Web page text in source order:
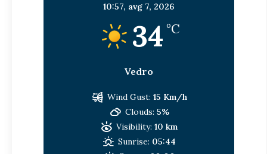
10:57, avg 7, 2026
34 °C
Vedro
Wind Gust: 15 Km/h
Clouds: 5%
Visibility: 10 km
Sunrise: 05:44